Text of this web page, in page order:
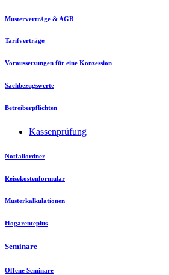
Musterverträge & AGB
Tarifverträge
Voraussetzungen für eine Konzession
Sachbezugswerte
Betreiberpflichten
Kassenprüfung
Notfallordner
Reisekostenformular
Musterkalkulationen
Hogarenteplus
Seminare
Offene Seminare